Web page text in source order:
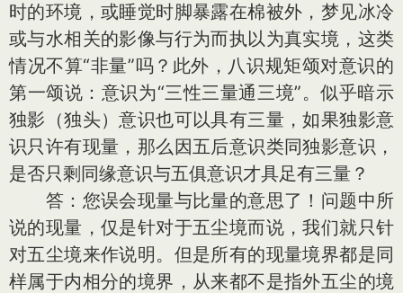
时的环境，或睡觉时脚暴露在棉被外，梦见冰冷
或与水相关的影像与行为而执以为真实境，这类
情况不算“非量”吗？此外，八识规矩颂对意识的
第一颂说：意识为“三性三量通三境”。似乎暗示
独影（独头）意识也可以具有三量，如果独影意
识只许有现量，那么因五后意识类同独影意识，
是否只剩同缘意识与五俱意识才具足有三量？
答：您误会现量与比量的意思了！问题中所
说的现量，仅是针对于五尘境而说，我们就只针
对五尘境来作说明。但是所有的现量境界都是同
样属于内相分的境界，从来都不是指外五尘的境